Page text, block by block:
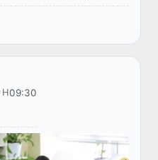
низоми
аз рӯи самти
асоси таҷриба...
09:30